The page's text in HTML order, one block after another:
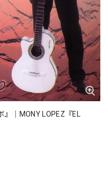
｜MONY LOPEZ『EL